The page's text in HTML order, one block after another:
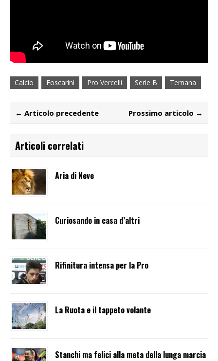
Calcio Foscarini Pro Vercelli Serie B Ternana
← Articolo precedente Prossimo articolo →
Articoli correlati
Aria di Neve
Curiosando in casa d’altri
Rifinitura intensa per la Pro
La Ruota e il tappeto volante
Stanchi ma felici alla meta della lunga marcia